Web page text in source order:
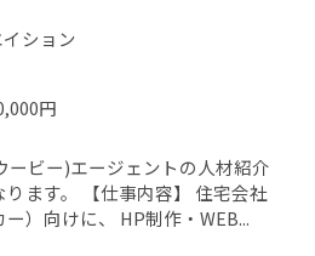
ション
円
ビー)エージェントの人材紹介
ます。 【仕事内容】 住宅会社
ー）向けに、 HP制作・WEB...